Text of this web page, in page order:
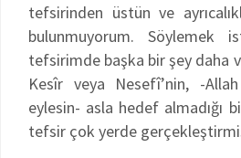
tefsirinden üstün ve
bulunmuyorum. Söylemek
tefsirimde başka bir şey daha
Kesîr veya Nesefî’nin, -
eylesin- asla hedef almadığı
tefsir çok yerde